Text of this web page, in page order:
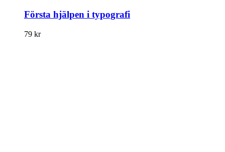
Första hjälpen i typografi
79 kr